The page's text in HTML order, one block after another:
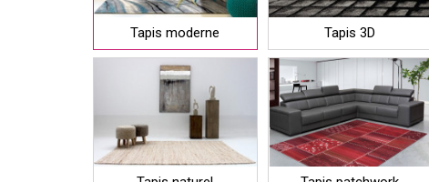
Tapis moderne Tapis 3D